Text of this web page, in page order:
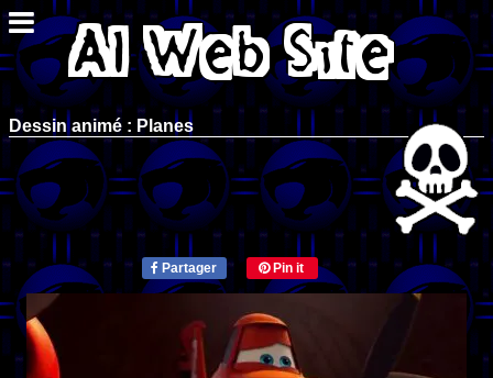
Dessin animé : Planes
Partager Pin it